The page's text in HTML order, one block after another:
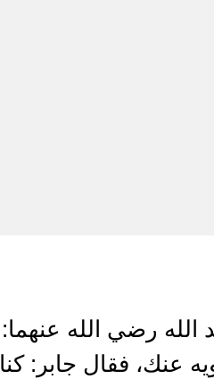
رضي الله عنهما:
عنك، فقال جابر: كنا